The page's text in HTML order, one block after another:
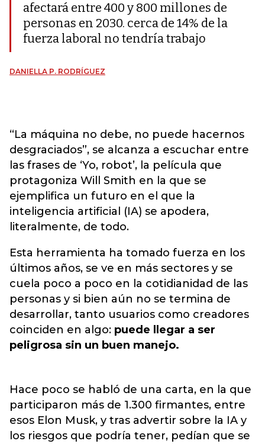
afectará entre 400 y 800 millones de
personas en 2030. cerca de 14% de la
fuerza laboral no tendría trabajo
DANIELLA P. RODRÍGUEZ
“La máquina no debe, no puede hacernos
desgraciados”, se alcanza a escuchar entre
las frases de ‘Yo, robot’, la película que
protagoniza Will Smith en la que se
ejemplifica un futuro en el que la
inteligencia artificial (IA) se apodera,
literalmente, de todo.
Esta herramienta ha tomado fuerza en los
últimos años, se ve en más sectores y se
cuela poco a poco en la cotidianidad de las
personas y si bien aún no se termina de
desarrollar, tanto usuarios como creadores
coinciden en algo: puede llegar a ser
peligrosa sin un buen manejo.
Hace poco se habló de una carta, en la que
participaron más de 1.300 firmantes, entre
esos Elon Musk, y tras advertir sobre la IA y
los riesgos que podría tener, pedían que se